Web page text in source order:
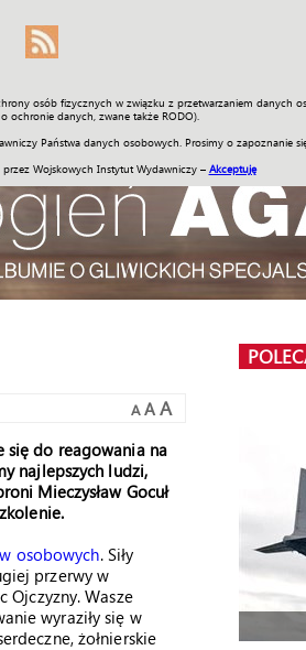
osób fizycznych w związku z przetwarzaniem danych
ochronie danych, zwane także RODO).
Państwa danych osobowych. Prosimy o zapoznanie
Wojskowych Instytut Wydawniczy – Akceptuję
Galerie Wideo ENGLISH SKLEP
A A A
się do reagowania na
najlepszych ludzi,
Mieczysław Gocuł
osobowych. Siły
przerwy w
Ojczyzny. Wasze
wyraziły się w
żołnierskie